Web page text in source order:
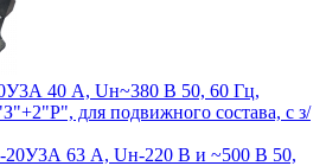
40 А, Uн~380 В 50, 60 Гц,
для подвижного состава, с з/